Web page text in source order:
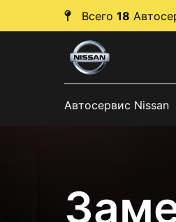
Всего 18
Автосервис Nissan